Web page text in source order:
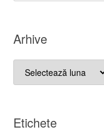
Arhive
Arhive
Etichete